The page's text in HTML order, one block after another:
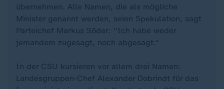
übernehmen. Alle Namen, die als mögliche
Minister genannt werden, seien Spekulation, sagt
Parteichef Markus Söder: "Ich habe weder
jemandem zugesagt, noch abgesagt."
In der CSU kursieren vor allem drei Namen:
Landesgruppen-Chef Alexander Dobrindt für das